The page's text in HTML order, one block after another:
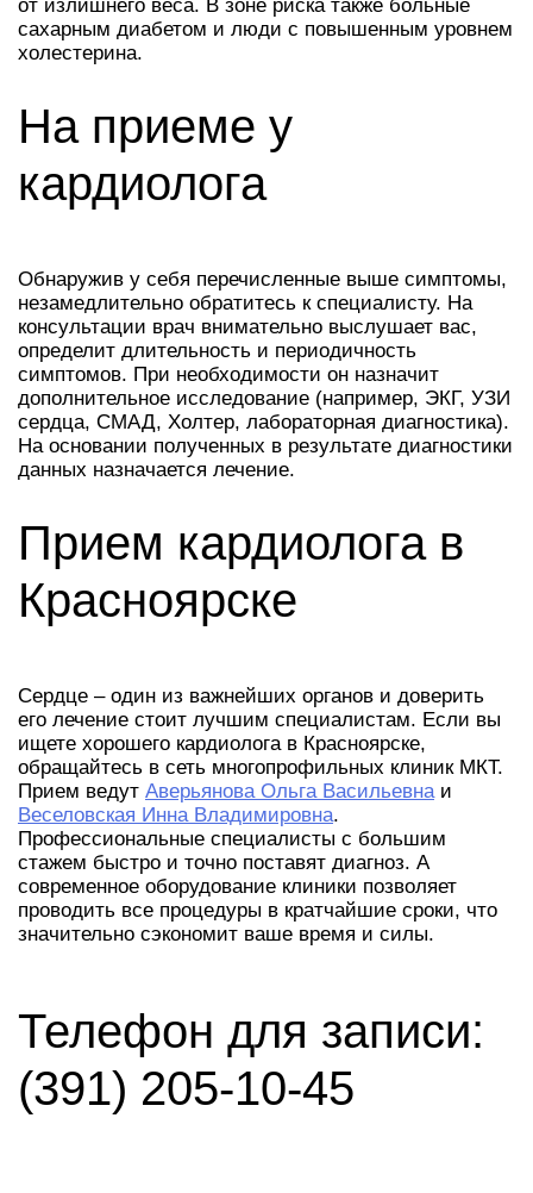
от излишнего веса. В зоне риска также больные
сахарным диабетом и люди с повышенным уровнем
холестерина.
На приеме у
кардиолога
Обнаружив у себя перечисленные выше симптомы,
незамедлительно обратитесь к специалисту. На
консультации врач внимательно выслушает вас,
определит длительность и периодичность
симптомов. При необходимости он назначит
дополнительное исследование (например, ЭКГ, УЗИ
сердца, СМАД, Холтер, лабораторная диагностика).
На основании полученных в результате диагностики
данных назначается лечение.
Прием кардиолога в
Красноярске
Сердце – один из важнейших органов и доверить
его лечение стоит лучшим специалистам. Если вы
ищете хорошего кардиолога в Красноярске,
обращайтесь в сеть многопрофильных клиник МКТ.
Прием ведут Аверьянова Ольга Васильевнаи
Веселовская Инна Владимировна.
Профессиональные специалисты с большим
стажем быстро и точно поставят диагноз. А
современное оборудование клиники позволяет
проводить все процедуры в кратчайшие сроки, что
значительно сэкономит ваше время и силы.
Телефон для записи:
(391) 205-10-45